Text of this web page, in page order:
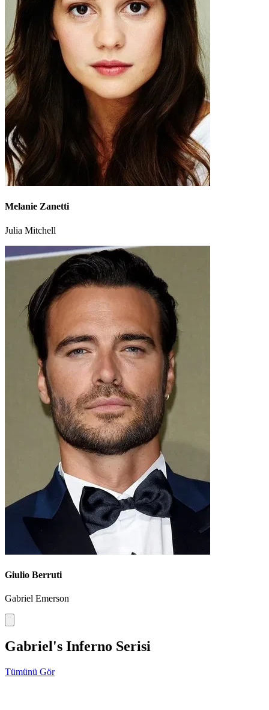
Melanie Zanetti
Julia Mitchell
Giulio Berruti
Gabriel Emerson
Gabriel's Inferno Serisi
Tümünü Gör